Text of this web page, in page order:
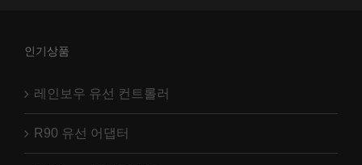
인기상품
레인보우 유선 컨트롤러
R90 유선 어댑터